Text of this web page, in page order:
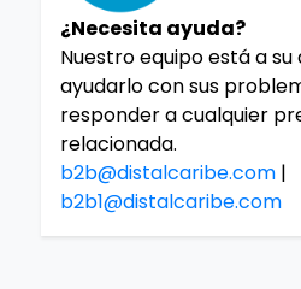
¿Necesita ayuda?
Nuestro equipo está a
ayudarlo con sus
responder a cualquier
relacionada.
b2b@distalcaribe.com|
b2b1@distalcaribe.com